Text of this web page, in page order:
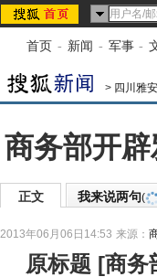
首页 - 新闻 - 军事 -
> 四川雅
商务部开
正文 我来说两句(
2013年06月06日14:53 来源：
原标题 [商务